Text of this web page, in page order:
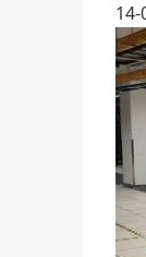
14-